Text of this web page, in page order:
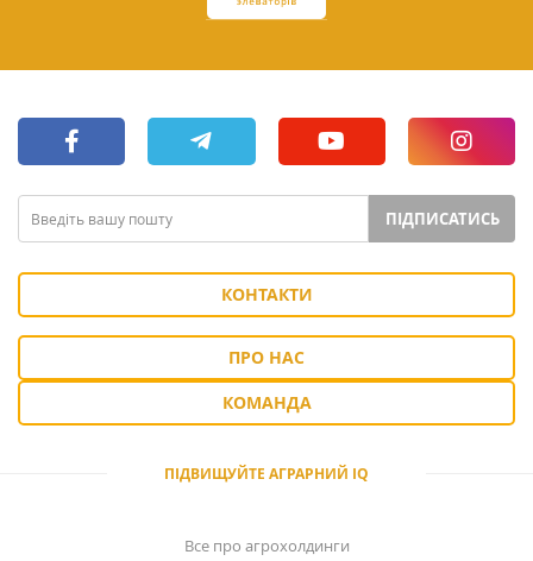
ПІДПИСАТИСЬ
КОНТАКТИ
ПРО НАС
КОМАНДА
ПІДВИЩУЙТЕ АГРАРНИЙ IQ
Все про агрохолдинги